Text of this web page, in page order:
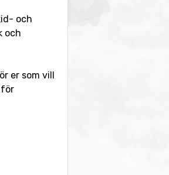
och
och
er som vill
för
42